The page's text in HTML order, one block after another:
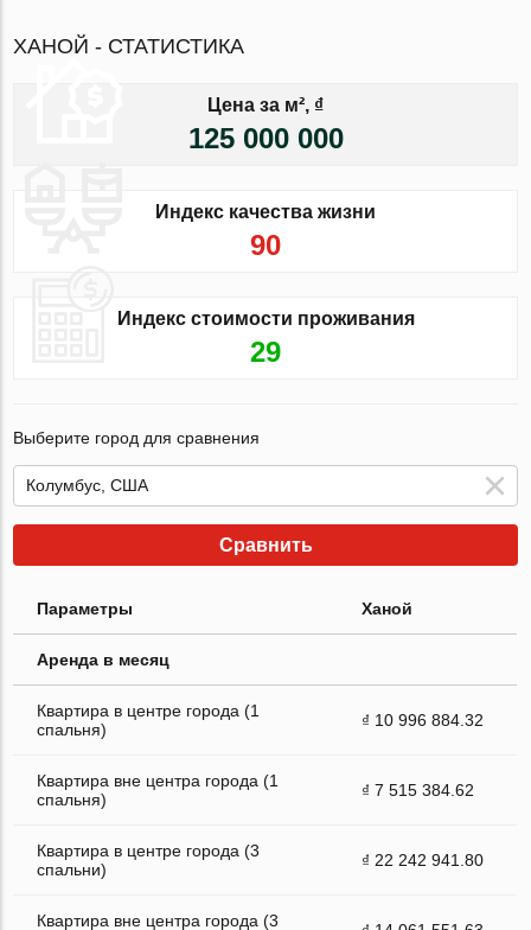
ХАНОЙ - СТАТИСТИКА
Цена за м², ₫
125 000 000
Индекс качества жизни
90
Индекс стоимости проживания
29
Выберите город для сравнения
Сравнить
Параметры Ханой
Аренда в месяц
Квартира в центре города (1
спальня)
₫ 10 996 884.32
Квартира вне центра города (1
спальня)
₫ 7 515 384.62
Квартира в центре города (3
спальни)
₫ 22 242 941.80
Квартира вне центра города (3